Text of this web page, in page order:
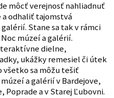
môcť verejnosť nahliadnuť
a odhaliť tajomstvá
Stane sa tak v rámci
múzeí a galérií.
dielne,
ukážky remesiel či útek
všetko sa môžu tešiť
a galérií v Bardejove,
Poprade a v Starej Ľubovni.